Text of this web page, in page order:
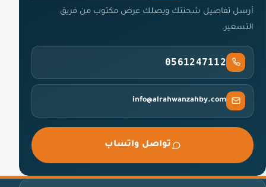
أرسل تفاصيل شحنتك ويصلك عرض مكتوب من فريق
التسعير.
0561247112
info@alrahwanzahby.com
تواصل واتساب